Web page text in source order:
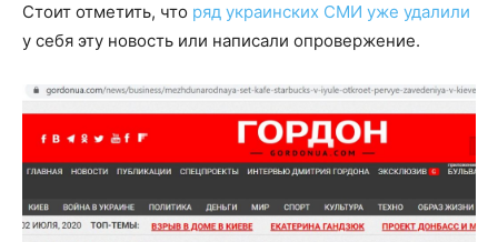
Стоит отметить, что ряд украинских СМИ уже удалили
у себя эту новость или написали опровержение.